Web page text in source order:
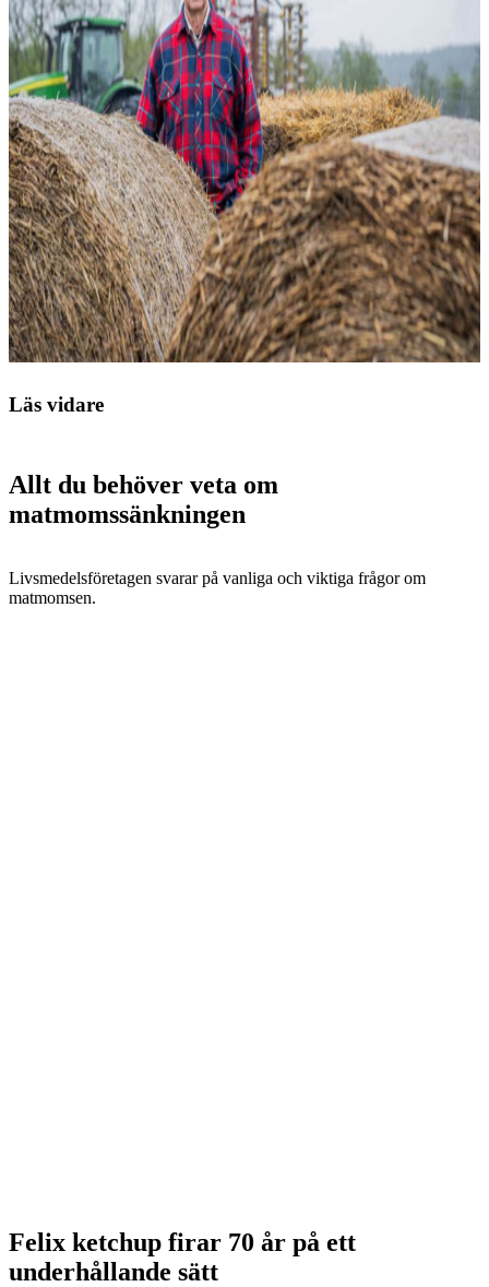
Läs vidare
Allt du behöver veta om
matmomssänkningen
Livsmedelsföretagen svarar på vanliga och viktiga frågor om
matmomsen.
Felix ketchup firar 70 år på ett
underhållande sätt